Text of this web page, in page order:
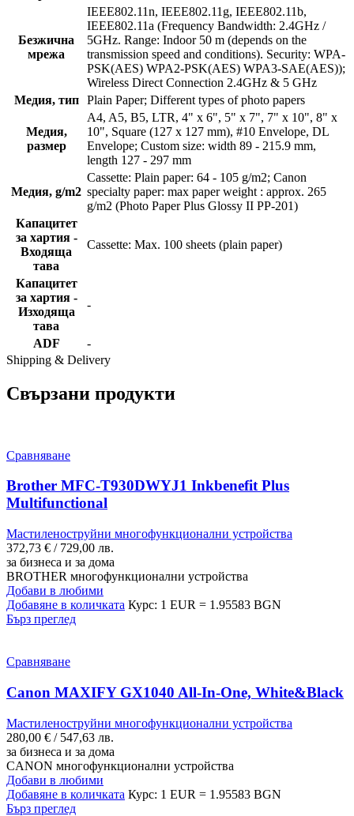
Безжична
мрежа
IEEE802.11n, IEEE802.11g, IEEE802.11b,
IEEE802.11a (Frequency Bandwidth: 2.4GHz /
5GHz. Range: Indoor 50 m (depends on the
transmission speed and conditions). Security: WPA-
PSK(AES) WPA2-PSK(AES) WPA3-SAE(AES));
Wireless Direct Connection 2.4GHz & 5 GHz
Медия, тип
Plain Paper; Different types of photo papers
Медия,
размер
A4, A5, B5, LTR, 4" x 6", 5" x 7", 7" x 10", 8" x
10", Square (127 x 127 mm), #10 Envelope, DL
Envelope; Custom size: width 89 - 215.9 mm,
length 127 - 297 mm
Медия, g/m2
Cassette: Plain paper: 64 - 105 g/m2; Canon
specialty paper: max paper weight : approx. 265
g/m2 (Photo Paper Plus Glossy II PP-201)
Капацитет
за хартия -
Входяща
тава
Cassette: Max. 100 sheets (plain paper)
Капацитет
за хартия -
Изходяща
тава
-
ADF
-
Shipping & Delivery
Свързани продукти
Сравняване
Brother MFC-T930DWYJ1 Inkbenefit Plus
Multifunctional
Мастиленоструйни многофункционални устройства
372,73 € / 729,00 лв.
за бизнеса и за дома
BROTHER многофункционални устройства
Добави в любими
Добавяне в количката Курс: 1 EUR = 1.95583 BGN
Бърз преглед
Сравняване
Canon MAXIFY GX1040 All-In-One, White&Black
Мастиленоструйни многофункционални устройства
280,00 € / 547,63 лв.
за бизнеса и за дома
CANON многофункционални устройства
Добави в любими
Добавяне в количката Курс: 1 EUR = 1.95583 BGN
Бърз преглед